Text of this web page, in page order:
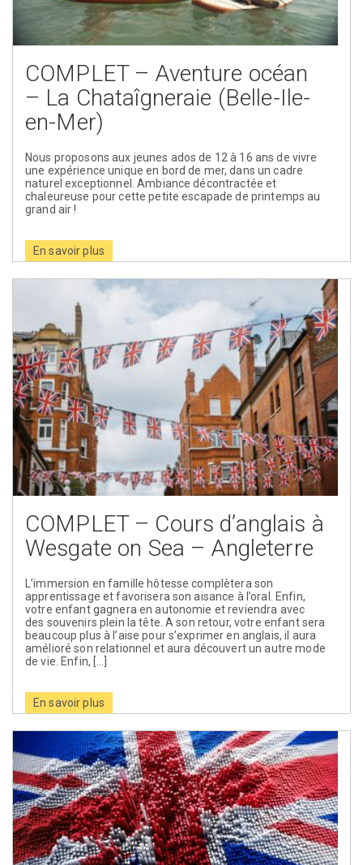
COMPLET – Aventure océan
– La Chataîgneraie (Belle-Ile-
en-Mer)
Nous proposons aux jeunes ados de 12 à 16 ans de vivre
une expérience unique en bord de mer, dans un cadre
naturel exceptionnel. Ambiance décontractée et
chaleureuse pour cette petite escapade de printemps au
grand air !
En savoir plus
COMPLET – Cours d’anglais à
Wesgate on Sea – Angleterre
L’immersion en famille hôtesse complètera son
apprentissage et favorisera son aisance à l’oral. Enfin,
votre enfant gagnera en autonomie et reviendra avec
des souvenirs plein la tête. A son retour, votre enfant sera
beaucoup plus à l’aise pour s’exprimer en anglais, il aura
amélioré son relationnel et aura découvert un autre mode
de vie. Enfin, […]
En savoir plus